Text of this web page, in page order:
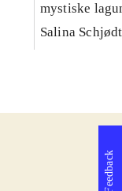
mystiske
Salina
Feedback